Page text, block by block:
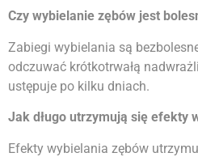
Czy wybielanie zębów jest
Zabiegi wybielania są
odczuwać krótkotrwałą
ustępuje po kilku dniach.
Jak długo utrzymują się efekty
Efekty wybielania zębów